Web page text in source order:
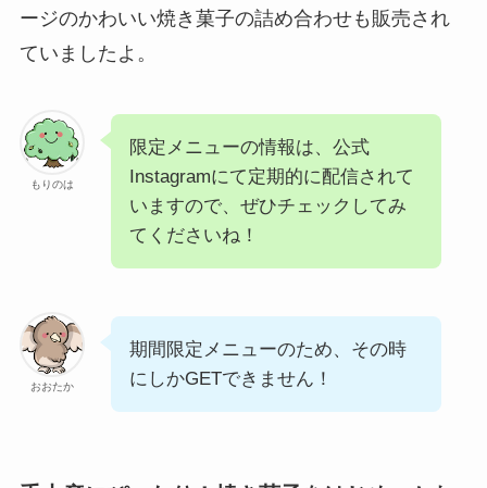
ージのかわいい焼き菓子の詰め合わせも販売され
ていましたよ。
もりのは
限定メニューの情報は、公式
Instagramにて定期的に配信されて
いますので、ぜひチェックしてみ
てくださいね！
おおたか
期間限定メニューのため、その時
にしかGETできません！